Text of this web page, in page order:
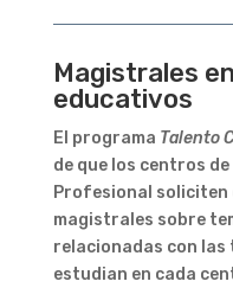
Magistrales
educativos
El programa Talento
de que los centros
Profesional soliciten
magistrales sobre
relacionadas con las
estudian en cada